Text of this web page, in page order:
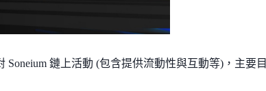
鏈上活動 (包含提供流動性與互動等)，主要目